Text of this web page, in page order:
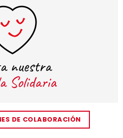
DE COLABORACIÓN